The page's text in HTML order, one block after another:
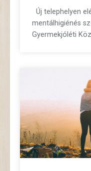
Új telephelyen
mentálhigiénés
Gyermekjóléti